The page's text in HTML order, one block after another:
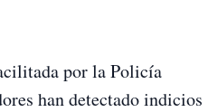
por la Policía
han detectado indicios